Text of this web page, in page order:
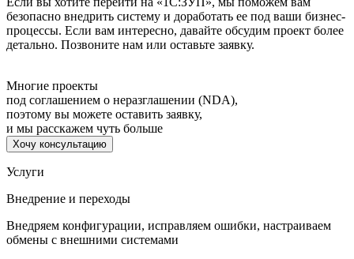
безопасно внедрить систему и доработать ее под ваши бизнес-
процессы. Если вам интересно, давайте обсудим проект более
детально. Позвоните нам или оставьте заявку.
Многие проекты
под соглашением о неразглашении (NDA),
поэтому вы можете оставить заявку,
и мы расскажем чуть больше
Хочу консультацию
Услуги
Внедрение и переходы
Внедряем конфигурации, исправляем ошибки, настраиваем
обмены с внешними системами